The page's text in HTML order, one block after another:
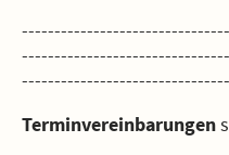
Terminvereinbarungen